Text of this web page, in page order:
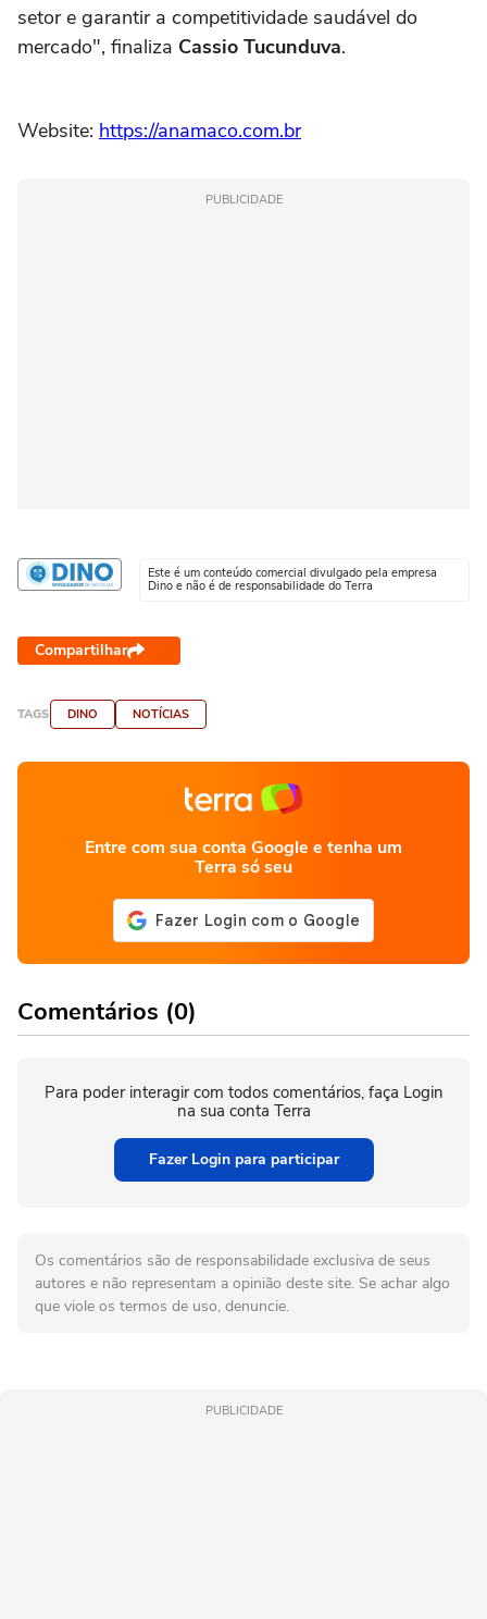
setor e garantir a competitividade saudável do
mercado", finaliza Cassio Tucunduva.
Website: https://anamaco.com.br
PUBLICIDADE
Este é um conteúdo comercial divulgado pela empresa
Dino e não é de responsabilidade do Terra
Compartilhar
TAGS DINO NOTÍCIAS
Entre com sua conta Google e tenha um
Terra só seu
Comentários (0)
Para poder interagir com todos comentários, faça Login
na sua conta Terra
Fazer Login para participar
Os comentários são de responsabilidade exclusiva de seus
autores e não representam a opinião deste site. Se achar algo
que viole os termos de uso, denuncie.
PUBLICIDADE